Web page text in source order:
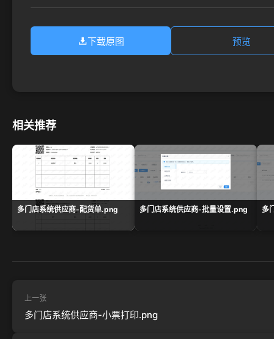
下载原图 预览
相关推荐
多门店系统供应商-配货单.png 多门店系统供应商-批量设置.png 多
上一张
多门店系统供应商-小票打印.png